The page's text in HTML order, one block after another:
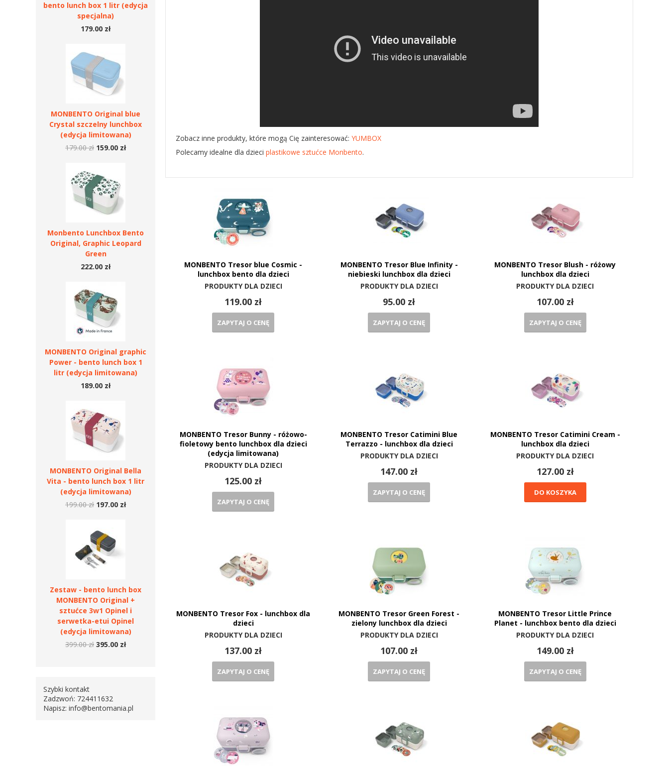
Zobacz inne produkty, które mogą Cię zainteresować: YUMBOX
Polecamy idealne dla dzieci plastikowe sztućce Monbento.
MONBENTO Tresor blue Cosmic -
lunchbox bento dla dzieci
PRODUKTY DLA DZIECI
119.00 zł
ZAPYTAJ O CENĘ
MONBENTO Tresor Blue Infinity -
niebieski lunchbox dla dzieci
PRODUKTY DLA DZIECI
95.00 zł
ZAPYTAJ O CENĘ
MONBENTO Tresor Blush - różowy
lunchbox dla dzieci
PRODUKTY DLA DZIECI
107.00 zł
ZAPYTAJ O CENĘ
MONBENTO Tresor Bunny - różowo-
fioletowy bento lunchbox dla dzieci
(edycja limitowana)
PRODUKTY DLA DZIECI
125.00 zł
ZAPYTAJ O CENĘ
MONBENTO Tresor Catimini Blue
Terrazzo - lunchbox dla dzieci
PRODUKTY DLA DZIECI
147.00 zł
ZAPYTAJ O CENĘ
MONBENTO Tresor Catimini Cream -
lunchbox dla dzieci
PRODUKTY DLA DZIECI
127.00 zł
DO KOSZYKA
MONBENTO Tresor Fox - lunchbox dla
dzieci
PRODUKTY DLA DZIECI
137.00 zł
ZAPYTAJ O CENĘ
MONBENTO Tresor Green Forest -
zielony lunchbox dla dzieci
PRODUKTY DLA DZIECI
107.00 zł
ZAPYTAJ O CENĘ
MONBENTO Tresor Little Prince
Planet - lunchbox bento dla dzieci
PRODUKTY DLA DZIECI
149.00 zł
ZAPYTAJ O CENĘ
bento lunch box 1 litr (edycja
specjalna)
179.00 zł
MONBENTO Original blue
Crystal szczelny lunchbox
(edycja limitowana)
179.00 zł 159.00 zł
Monbento Lunchbox Bento
Original, Graphic Leopard
Green
222.00 zł
MONBENTO Original graphic
Power - bento lunch box 1
litr (edycja limitowana)
189.00 zł
MONBENTO Original Bella
Vita - bento lunch box 1 litr
(edycja limitowana)
199.00 zł 197.00 zł
Zestaw - bento lunch box
MONBENTO Original +
sztućce 3w1 Opinel i
serwetka-etui Opinel
(edycja limitowana)
399.00 zł 395.00 zł
Szybki kontakt
Zadzwoń: 724411632
Napisz: info@bentomania.pl